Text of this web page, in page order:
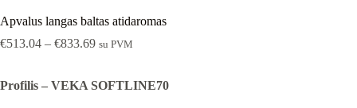
Apvalus langas baltas atidaromas
€513.04 – €833.69 su PVM
Profilis – VEKA SOFTLINE70